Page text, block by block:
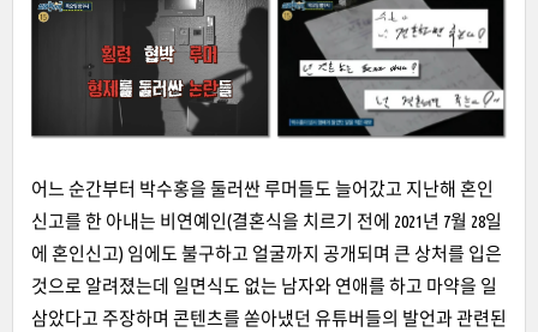
어느 순간부터 박수홍을 둘러싼 루머들도 늘어갔고 지난해 혼인
신고를 한 아내는 비연예인(결혼식을 치르기 전에 2021년 7월 28일
에 혼인신고) 임에도 불구하고 얼굴까지 공개되며 큰 상처를 입은
것으로 알려졌는데 일면식도 없는 남자와 연애를 하고 마약을 일
삼았다고 주장하며 콘텐츠를 쏟아냈던 유튜버들의 발언과 관련된